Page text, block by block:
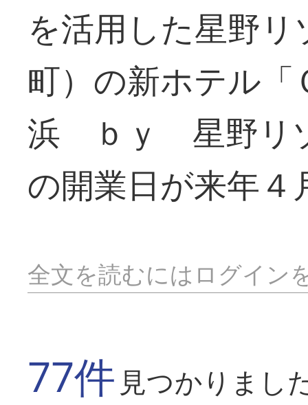
を活用した星野
町）の新ホテル
浜 ｂｙ 星野リ
の開業日が来年
全文を読むにはログイン
77件 見つかりまし